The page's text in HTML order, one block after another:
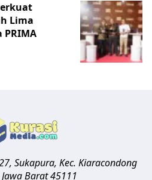
Lima
Sukapura, Kec. Kiaracondong
Jawa Barat45111